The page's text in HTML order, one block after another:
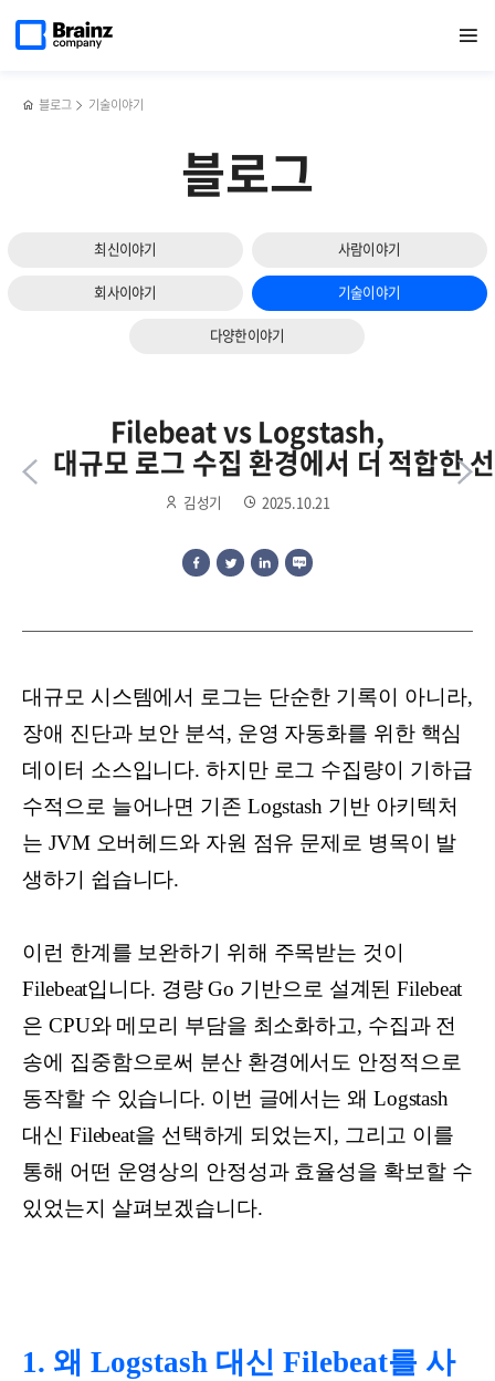
열기
페이지로
블로그 기술이야기
블로그
최신이야기 사람이야기
회사이야기 기술이야기
다양한이야기
솔루션
Filebeat vs Logstash,
대규모 로그 수집 환경에서 더 적합한
김성기 2025.10.21
솔루션,
STMS의
대규모 시스템에서 로그는 단순한 기록이 아니라,
장애 진단과 보안 분석, 운영 자동화를 위한 핵심
데이터 소스입니다. 하지만 로그 수집량이 기하급
수적으로 늘어나면 기존 Logstash 기반 아키텍처
는 JVM 오버헤드와 자원 점유 문제로 병목이 발
생하기 쉽습니다.
이런 한계를 보완하기 위해 주목받는 것이
Filebeat입니다. 경량 Go 기반으로 설계된 Filebeat
은 CPU와 메모리 부담을 최소화하고, 수집과 전
송에 집중함으로써 분산 환경에서도 안정적으로
동작할 수 있습니다. 이번 글에서는 왜 Logstash
대신 Filebeat을 선택하게 되었는지, 그리고 이를
통해 어떤 운영상의 안정성과 효율성을 확보할 수
있었는지 살펴보겠습니다.
1. 왜 Logstash 대신 Filebeat를 사
다음
슬라이드